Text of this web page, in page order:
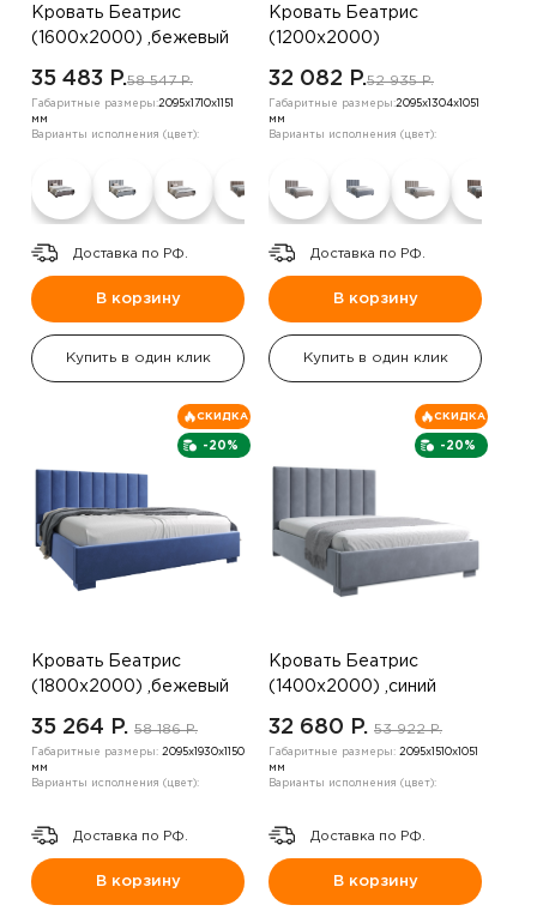
Кровать Беатрис
(1600х2000) ,бежевый
35 483 P.58 547 P.
Габаритные размеры:2095х1710х1151
мм
Варианты исполнения (цвет):
Доставка по РФ.
В корзину
Купить в один клик
Кровать Беатрис
(1200х2000)
32 082 P.52 935 P.
Габаритные размеры:2095х1304х1051
мм
Варианты исполнения (цвет):
Доставка по РФ.
В корзину
Купить в один клик
-20%
СКИДКА
Кровать Беатрис
(1800х2000) ,бежевый
35 264 P. 58 186 P.
Габаритные размеры: 2095х1930х1150
мм
Варианты исполнения (цвет):
Доставка по РФ.
В корзину
-20%
СКИДКА
Кровать Беатрис
(1400х2000) ,синий
32 680 P. 53 922 P.
Габаритные размеры: 2095х1510х1051
мм
Варианты исполнения (цвет):
Доставка по РФ.
В корзину